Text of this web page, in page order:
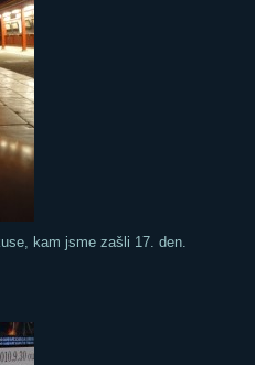
kam jsme zašli 17. den.